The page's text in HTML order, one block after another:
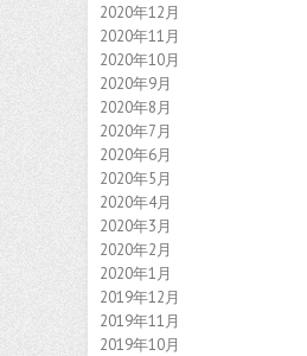
2020年12月
2020年11月
2020年10月
2020年9月
2020年8月
2020年7月
2020年6月
2020年5月
2020年4月
2020年3月
2020年2月
2020年1月
2019年12月
2019年11月
2019年10月